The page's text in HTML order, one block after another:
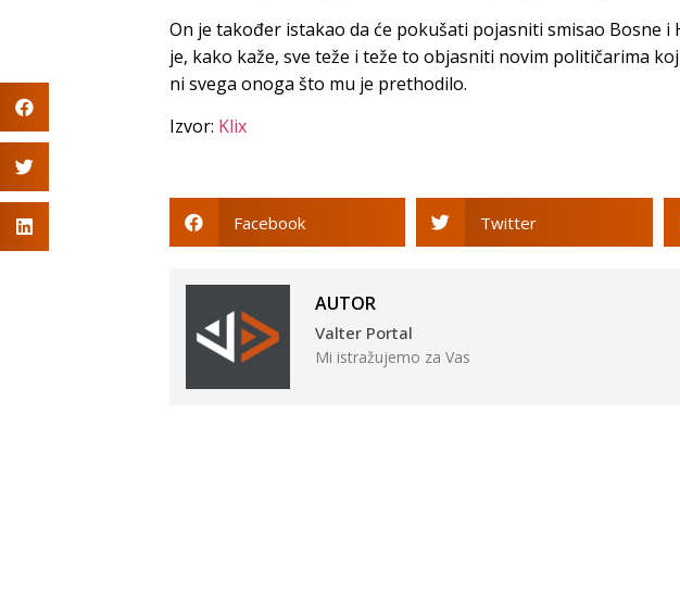
On je također istakao da će pokušati pojasniti smisao Bosne i
je, kako kaže, sve teže i teže to objasniti novim političarima
ni svega onoga što mu je prethodilo.
Izvor: Klix
Facebook Twitter
AUTOR
Valter Portal
Mi istražujemo za Vas